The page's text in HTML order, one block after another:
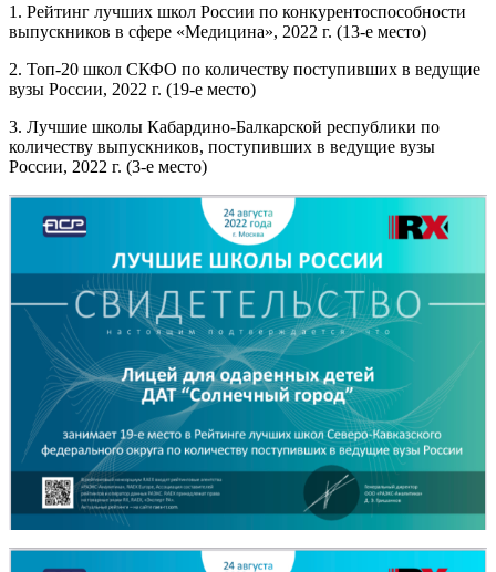
1. Рейтинг лучших школ России по конкурентоспособности
выпускников в сфере «Медицина», 2022 г. (13-е место)
2. Топ-20 школ СКФО по количеству поступивших в ведущие
вузы России, 2022 г. (19-е место)
3. Лучшие школы Кабардино-Балкарской республики по
количеству выпускников, поступивших в ведущие вузы
России, 2022 г. (3-е место)